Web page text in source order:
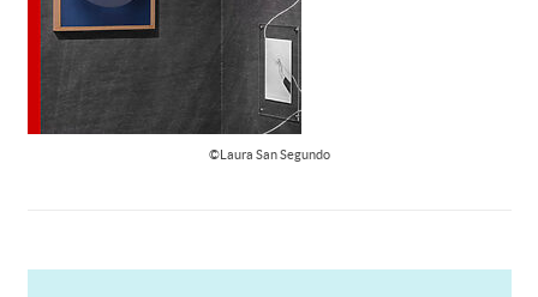
©Laura San Segundo